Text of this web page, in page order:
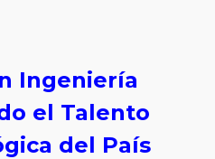
Ingeniería
el Talento
del País